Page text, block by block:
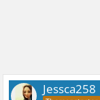
Jessca258